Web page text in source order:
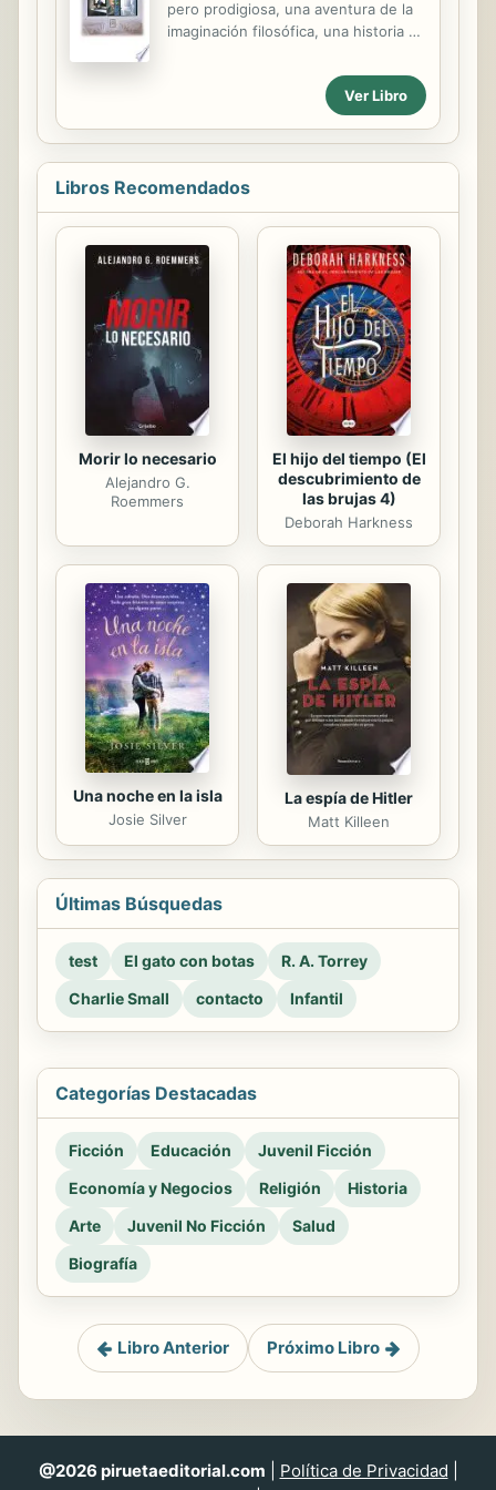
personas a una encrucijada de
proporciones bíblicas. Descubrirán
insignificante que es el ser humano,
incluso en su propio planeta. El
control de ...
pero prodigiosa, una aventura de la
imaginación filosófica, una historia de
busca infinita”, escribió Bioy Casares
en el prólogo a la primera edición de
esta novela. Alberto Paradella,
abogado, periodista y escritor,
treinta y dos años, un divorcio,
ningún hijo, despierta una mañana
en Villa del Parque junto a una mujer
rubia que insiste en llamarse Alicia
Martínez y posee un collar idéntico al
que Paradella viera en el cuello de
otra mujer, en Berlín. ¿Pero estuvo
realmente en Berlín, en la pensión
de...
Ver Libro
Libros Recomendados
Morir lo necesario
Alejandro G.
Roemmers
El hijo del tiempo (El
descubrimiento de
las brujas 4)
Deborah Harkness
Una noche en la isla
Josie Silver
La espía de Hitler
Matt Killeen
Últimas Búsquedas
test El gato con botas
R. A. Torrey
Charlie Small
contacto Infantil
Categorías Destacadas
Ficción Educación
Juvenil Ficción
Economía y Negocios
Religión
Historia
Arte
Juvenil No Ficción
Salud
Biografía
Libro Anterior Próximo Libro
@2026 piruetaeditorial.com Política de Privacidad